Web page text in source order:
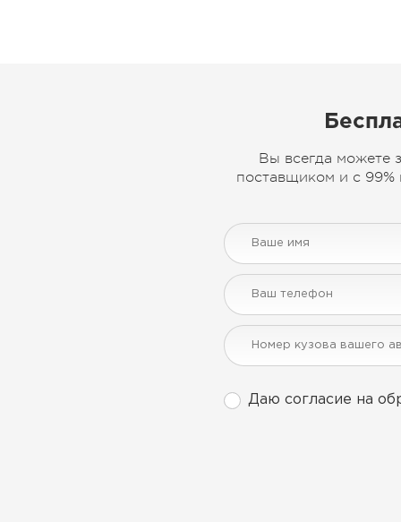
Вы всегда можете
поставщиком и с 99%
Даю согласие на